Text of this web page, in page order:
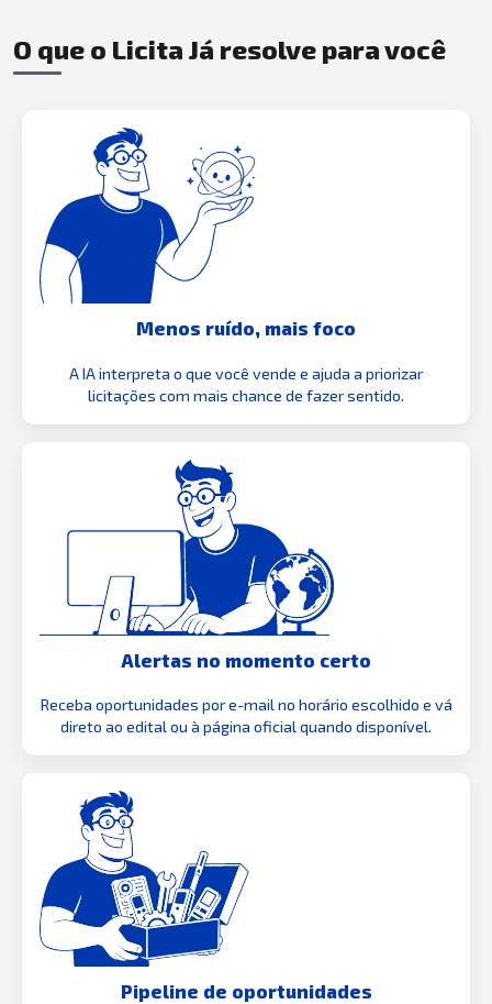
O que o Licita Já resolve para você
Menos ruído, mais foco
A IA interpreta o que você vende e ajuda a priorizar
licitações com mais chance de fazer sentido.
Alertas no momento certo
Receba oportunidades por e-mail no horário escolhido e vá
direto ao edital ou à página oficial quando disponível.
Pipeline de oportunidades